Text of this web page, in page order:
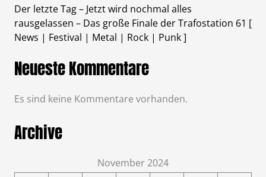
Der letzte Tag – Jetzt wird nochmal alles
rausgelassen – Das große Finale der Trafostation 61 [
News | Festival | Metal | Rock | Punk ]
Neueste Kommentare
Es sind keine Kommentare vorhanden.
Archive
November 2024